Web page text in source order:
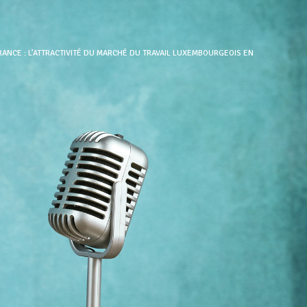
: L’ATTRACTIVITÉ DU MARCHÉ DU TRAVAIL LUXEMBOURGEOIS EN